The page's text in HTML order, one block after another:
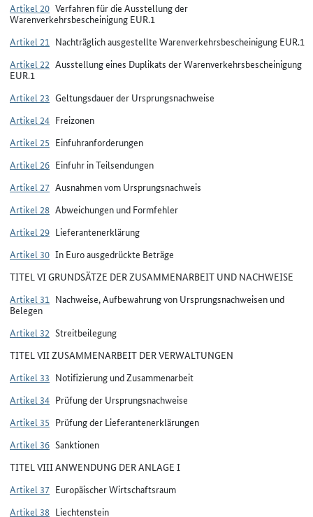
Artikel 20 Verfahren für die Ausstellung der
Warenverkehrsbescheinigung EUR.1
Artikel 21 Nachträglich ausgestellte Warenverkehrsbescheinigung EUR.1
Artikel 22 Ausstellung eines Duplikats der Warenverkehrsbescheinigung
EUR.1
Artikel 23 Geltungsdauer der Ursprungsnachweise
Artikel 24 Freizonen
Artikel 25 Einfuhranforderungen
Artikel 26 Einfuhr in Teilsendungen
Artikel 27 Ausnahmen vom Ursprungsnachweis
Artikel 28 Abweichungen und Formfehler
Artikel 29 Lieferantenerklärung
Artikel 30 In Euro ausgedrückte Beträge
TITEL VI GRUNDSÄTZE DER ZUSAMMENARBEIT UND NACHWEISE
Artikel 31 Nachweise, Aufbewahrung von Ursprungsnachweisen und
Belegen
Artikel 32 Streitbeilegung
TITEL VII ZUSAMMENARBEIT DER VERWALTUNGEN
Artikel 33 Notifizierung und Zusammenarbeit
Artikel 34 Prüfung der Ursprungsnachweise
Artikel 35 Prüfung der Lieferantenerklärungen
Artikel 36 Sanktionen
TITEL VIII ANWENDUNG DER ANLAGE I
Artikel 37 Europäischer Wirtschaftsraum
Artikel 38 Liechtenstein